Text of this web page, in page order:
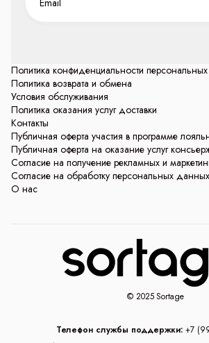
Политика конфиденциальности
Политика возврата и обмена
Условия обслуживания
Политика оказания услуг доставки
Контакты
Публичная оферта участия в программе
Публичная оферта на оказание услуг
Согласие на получение рекламных и
Согласие на обработку персональных данных
О нас
© 2025 Sortage
Телефон службы поддержки: +7